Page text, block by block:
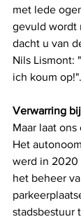
met lede
gevuld wordt
dacht u van
Nils Lismont:
ich koum op!".
Verwarring
Maar laat
Het
werd in 2020
het beheer
stadsbestuur